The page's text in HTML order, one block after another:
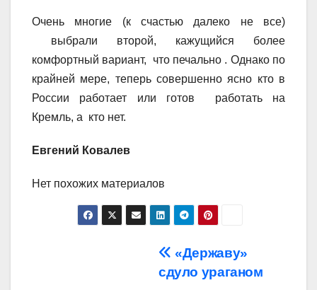
Очень многие (к счастью далеко не все)
выбрали второй, кажущийся более
комфортный вариант, что печально . Однако по
крайней мере, теперь совершенно ясно кто в
России работает или готов работать на
Кремль, а кто нет.
Евгений Ковалев
Нет похожих материалов
«Державу»
сдуло ураганом